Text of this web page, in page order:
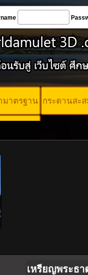
มาตรฐาน กระดานสะ
รพระ
เหรียญพระธ